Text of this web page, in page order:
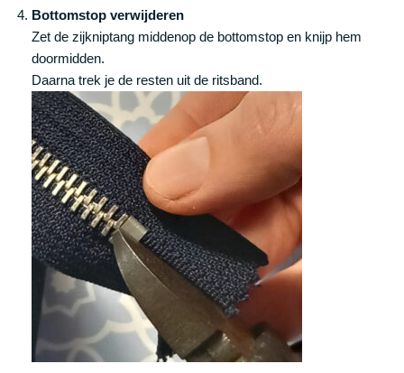
Bottomstop verwijderen
Zet de zijkniptang middenop de bottomstop en knijp hem
doormidden.
Daarna trek je de resten uit de ritsband.